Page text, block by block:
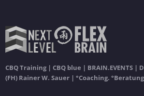
CBQ Training | CBQ blue | BRAIN.EVENTS
(FH) Rainer W. Sauer | °Coaching.